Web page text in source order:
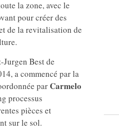
la zone, avec le
pour créer des
de la revitalisation de
Best de
a commencé par la
par Carmelo
processus
pièces et
sur le sol.